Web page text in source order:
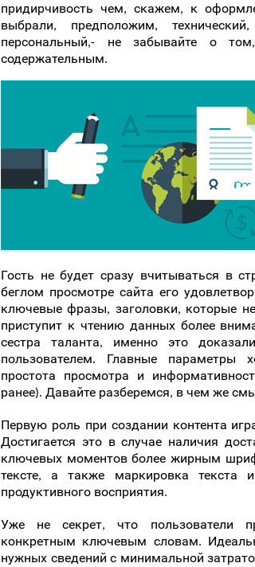
придирчивость чем, скажем, к
выбрали, предположим,
персональный,- не забывайте о
содержательным.
Гость не будет сразу вчитываться в
беглом просмотре сайта его
ключевые фразы, заголовки, которые
приступит к чтению данных более
сестра таланта, именно это
пользователем. Главные параметры
простота просмотра и
ранее). Давайте разберемся, в чем же
Первую роль при создании контента
Достигается это в случае наличия
ключевых моментов более жирным
тексте, а также маркировка текста
продуктивного восприятия.
Уже не секрет, что пользователи
конкретным ключевым словам.
нужных сведений с минимальной